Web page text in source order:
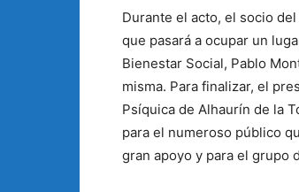
Durante el acto, el socio
que pasará a ocupar un
Bienestar Social, Pablo
misma. Para finalizar, el
Psíquica de Alhaurín de la
para el numeroso público
gran apoyo y para el grupo